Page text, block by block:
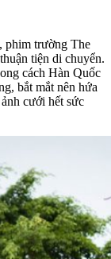
phim trường The
tiện di chuyển.
cách Hàn Quốc
bắt mắt nên hứa
cưới hết sức